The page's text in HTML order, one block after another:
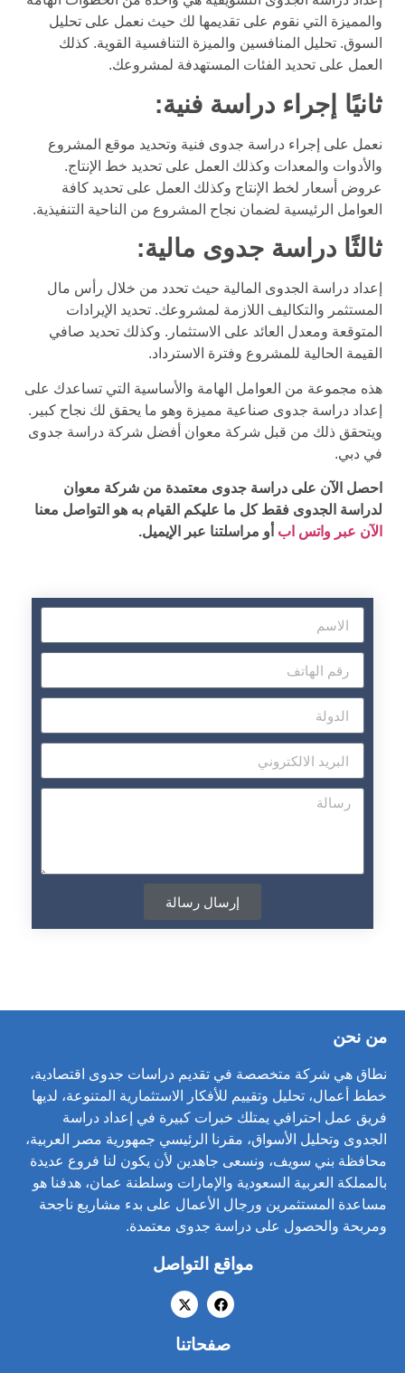
والمميزة التي نقوم على تقديمها لك حيث نعمل على تحليل
السوق. تحليل المنافسين والميزة التنافسية القوية. كذلك
العمل على تحديد الفئات المستهدفة لمشروعك.
ثانيًا إجراء دراسة فنية:
نعمل على إجراء دراسة جدوى فنية وتحديد موقع المشروع
والأدوات والمعدات وكذلك العمل على تحديد خط الإنتاج.
عروض أسعار لخط الإنتاج وكذلك العمل على تحديد كافة
العوامل الرئيسية لضمان نجاح المشروع من الناحية التنفيذية.
ثالثًا دراسة جدوى مالية:
إعداد دراسة الجدوى المالية حيث تحدد من خلال رأس مال
المستثمر والتكاليف اللازمة لمشروعك. تحديد الإيرادات
المتوقعة ومعدل العائد على الاستثمار. وكذلك تحديد صافي
القيمة الحالية للمشروع وفترة الاسترداد.
هذه مجموعة من العوامل الهامة والأساسية التي تساعدك على
إعداد دراسة جدوى صناعية مميزة وهو ما يحقق لك نجاح كبير.
ويتحقق ذلك من قبل شركة معوان أفضل شركة دراسة جدوى
في دبي.
احصل الآن على دراسة جدوى معتمدة من شركة معوان
لدراسة الجدوى فقط كل ما عليكم القيام به هو التواصل معنا
الآن عبر واتس اب أو مراسلتنا عبر الإيميل.
إرسال رسالة
من نحن
نطاق هي شركة متخصصة في تقديم دراسات جدوى اقتصادية،
خطط أعمال، تحليل وتقييم للأفكار الاستثمارية المتنوعة، لديها
فريق عمل احترافي يمتلك خبرات كبيرة في إعداد دراسة
الجدوى وتحليل الأسواق، مقرنا الرئيسي جمهورية مصر العربية،
محافظة بني سويف، ونسعى جاهدين لأن يكون لنا فروع عديدة
بالمملكة العربية السعودية والإمارات وسلطنة عمان، هدفنا هو
مساعدة المستثمرين ورجال الأعمال على بدء مشاريع ناجحة
ومربحة والحصول على دراسة جدوى معتمدة.
مواقع التواصل
صفحاتنا